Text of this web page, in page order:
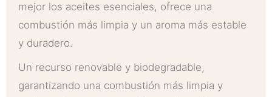
mejor los aceites esenciales, ofrece una
combustión más limpia y un aroma más estable
y duradero.
Un recurso renovable y biodegradable,
garantizando una combustión más limpia y